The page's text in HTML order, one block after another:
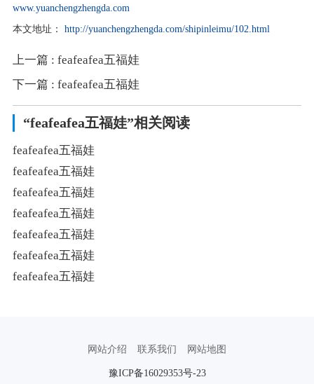
www.yuanchengzhengda.com
本文地址：
http://yuanchengzhengda.com/shipinleimu/102.html
上一篇 : feafeafea五福娃
下一篇 : feafeafea五福娃
“feafeafea五福娃”相关阅读
feafeafea五福娃
feafeafea五福娃
feafeafea五福娃
feafeafea五福娃
feafeafea五福娃
feafeafea五福娃
feafeafea五福娃
网站介绍 联系我们 网站地图
豫ICP备16029353号-23